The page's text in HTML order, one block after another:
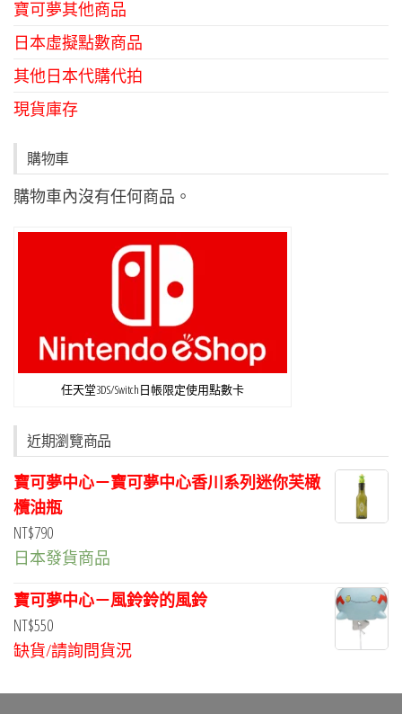
寶可夢其他商品
日本虛擬點數商品
其他日本代購代拍
現貨庫存
購物車
購物車內沒有任何商品。
任天堂3DS/Switch日帳限定使用點數卡
近期瀏覽商品
寶可夢中心－寶可夢中心香川系列迷你芙橄
欖油瓶
NT$790
日本發貨商品
寶可夢中心－風鈴鈴的風鈴
NT$550
缺貨/請詢問貨況